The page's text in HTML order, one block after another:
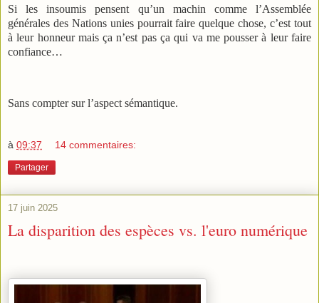
Si les insoumis pensent qu’un machin comme l’Assemblée
générales des Nations unies pourrait faire quelque chose, c’est tout
à leur honneur mais ça n’est pas ça qui va me pousser à leur faire
confiance…
Sans compter sur l’aspect sémantique.
à 09:37 14 commentaires:
Partager
17 juin 2025
La disparition des espèces vs. l'euro numérique